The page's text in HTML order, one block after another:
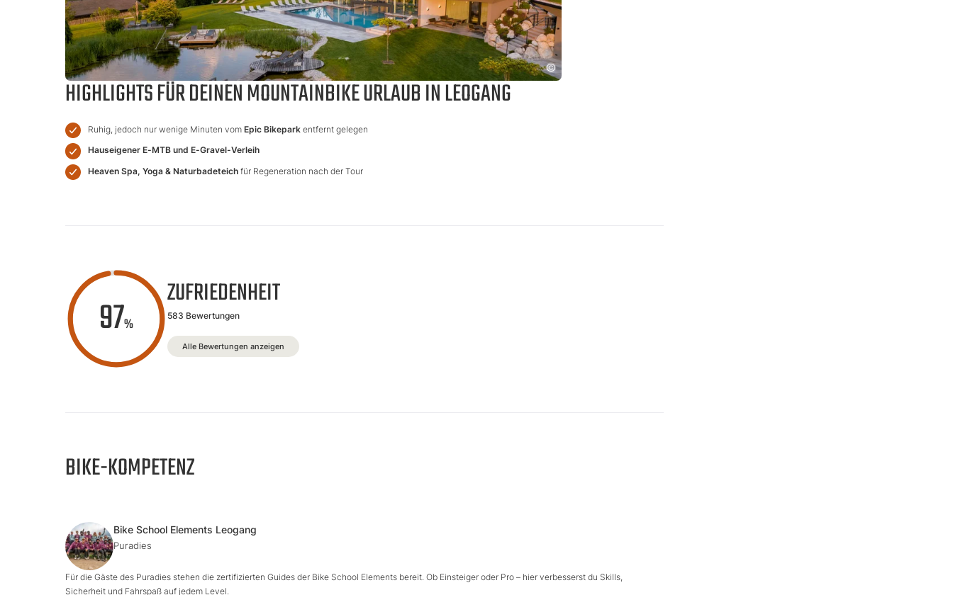
HIGHLIGHTS FÜR DEINEN MOUNTAINBIKE URLAUB IN LEOGANG
Ruhig, jedoch nur wenige Minuten vom Epic Bikepark entfernt gelegen
Hauseigener E-MTB und E-Gravel-Verleih
Heaven Spa, Yoga & Naturbadeteich für Regeneration nach der Tour
97%
ZUFRIEDENHEIT
583 Bewertungen
Alle Bewertungen anzeigen
BIKE-KOMPETENZ
Bike School Elements Leogang
Puradies
Für die Gäste des Puradies stehen die zertifizierten Guides der Bike School Elements bereit. Ob Einsteiger oder Pro – hier verbesserst du Skills,
Sicherheit und Fahrspaß auf jedem Level.